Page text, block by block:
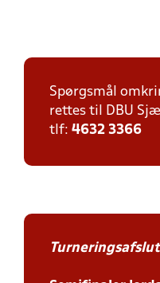
Spørgsmål
rettes til DBU
tlf: 4632 3366